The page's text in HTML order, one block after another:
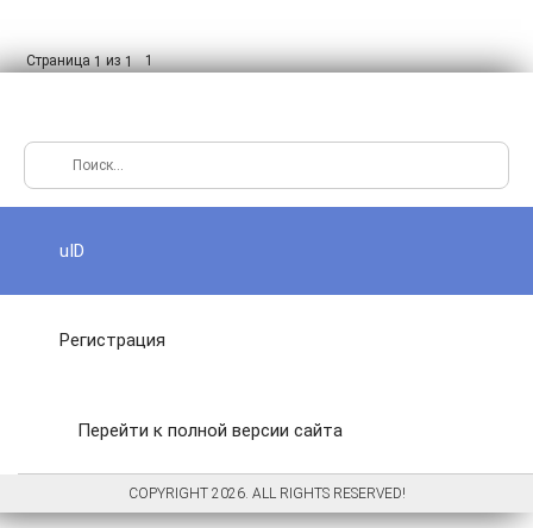
Страница1из1 1
uID
Регистрация
Перейти к полной версии сайта
COPYRIGHT 2026. ALL RIGHTS RESERVED!